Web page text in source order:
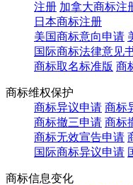
注册 加拿大商标注
日本商标注册
美国商标意向申请
国际商标法律意见
商标取名标准版 商
商标维权保护
商标异议申请 商标
商标撤三申请 商标
商标无效宣告申请
国际商标异议申请
商标信息变化